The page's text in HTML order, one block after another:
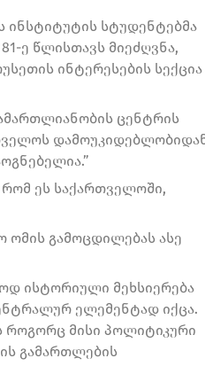
ინსტიტუტის სტუდენტებმა
ე წლისთავს მიეძღვნა,
ინტერესების სექცია
ცენტრის
რომ ეს საქართველოში,
გამოცდილებას ასე
ისტორიული მეხსიერება
ელემენტად იქცა.
როგორც მისი პოლიტიკური
გამართლების